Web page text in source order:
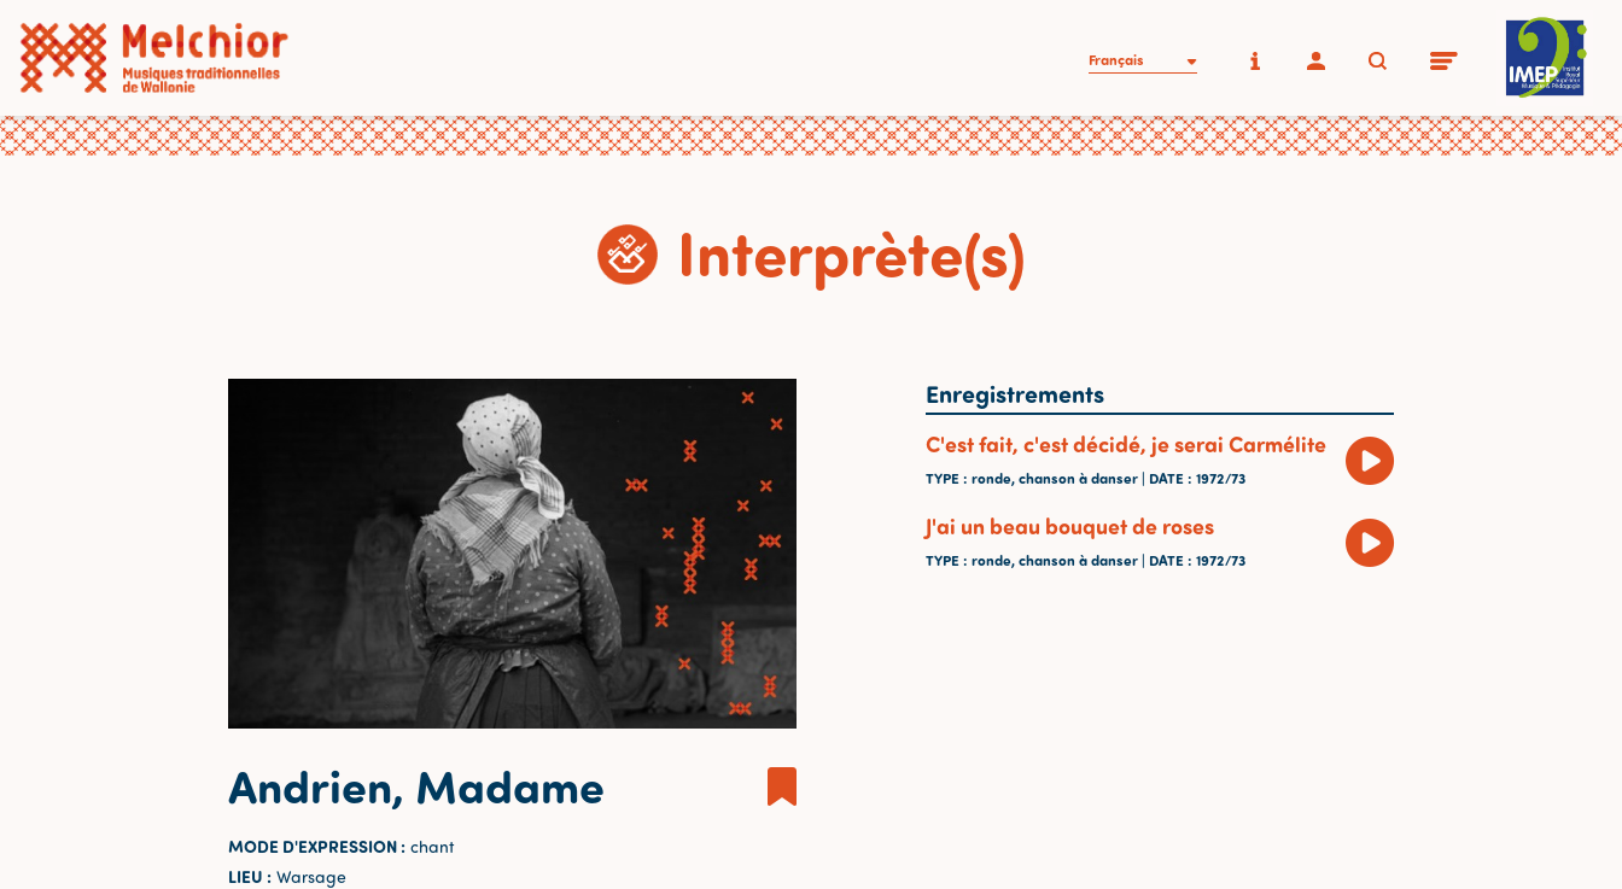
Français
Interprète(s)
Andrien, Madame
MODE D'EXPRESSION : chant
LIEU : Warsage
Enregistrements
C'est fait, c'est décidé, je serai Carmélite
TYPE: ronde, chanson à danser | DATE: 1972/73
J'ai un beau bouquet de roses
TYPE: ronde, chanson à danser | DATE: 1972/73